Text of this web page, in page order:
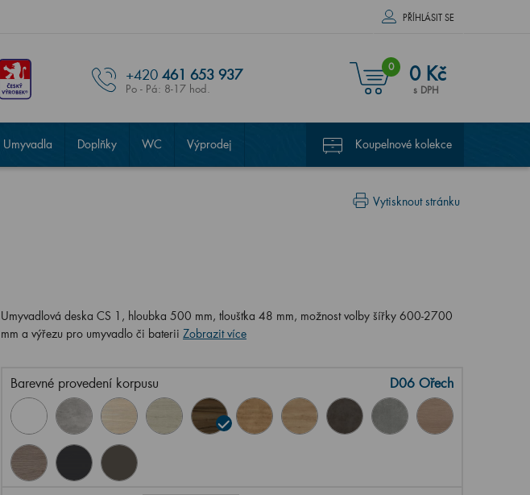
PŘÍHLÁSIT SE
+420 461 653 937
Po - Pá: 8-17 hod.
0 0 Kč
s DPH
Umyvadla Doplňky WC Výprodej Koupelnové kolekce
Vytisknout stránku
Umyvadlová deska CS 1, hloubka 500 mm, tloušťka 48 mm, možnost volby šířky 600-2700
mm a výřezu pro umyvadlo či baterii Zobrazit více
Barevné provedení korpusu D06 Ořech